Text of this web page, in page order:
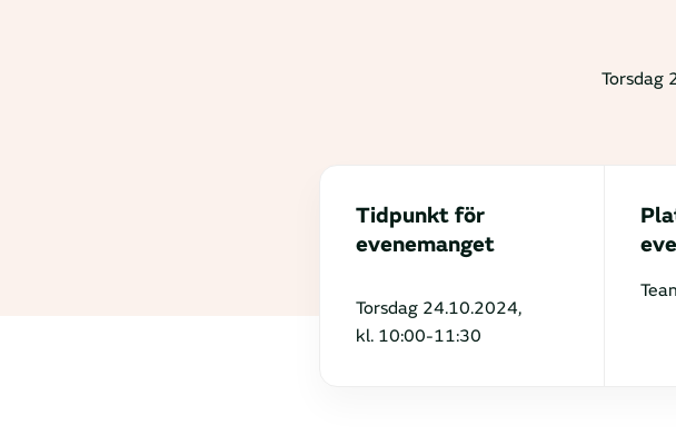
Torsdag
Tidpunkt för
evenemanget
Torsdag 24.10.2024,
kl. 10:00-11:30